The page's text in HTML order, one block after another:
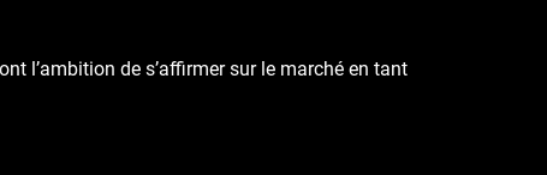
l’ambition de s’affirmer sur le marché en tant